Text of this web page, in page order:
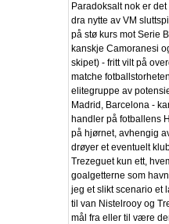
Paradoksalt nok er
dra nytte av VM
på stø kurs mot Serie
kanskje Camoranesi
skipet) - fritt vilt på
matche
elitegruppe av
Madrid, Barcelona -
handler på fotballens
på hjørnet, avhengig
drøyer et eventuelt
Trezeguet kun ett,
goalgetterne som
jeg et slikt scenario et
til van Nistelrooy og
mål fra eller til være